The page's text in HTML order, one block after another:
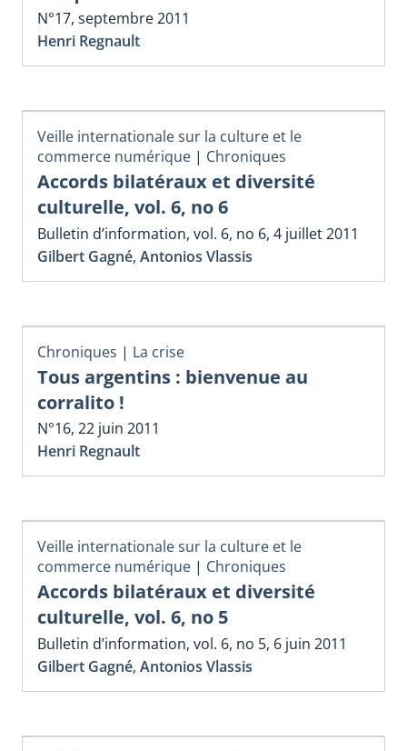
N°17, septembre 2011
Henri Regnault
Veille internationale sur la culture et le
commerce numérique | Chroniques
Accords bilatéraux et diversité
culturelle, vol. 6, no 6
Bulletin d’information, vol. 6, no 6, 4 juillet 2011
Gilbert Gagné, Antonios Vlassis
Chroniques | La crise
Tous argentins : bienvenue au
corralito !
N°16, 22 juin 2011
Henri Regnault
Veille internationale sur la culture et le
commerce numérique | Chroniques
Accords bilatéraux et diversité
culturelle, vol. 6, no 5
Bulletin d’information, vol. 6, no 5, 6 juin 2011
Gilbert Gagné, Antonios Vlassis